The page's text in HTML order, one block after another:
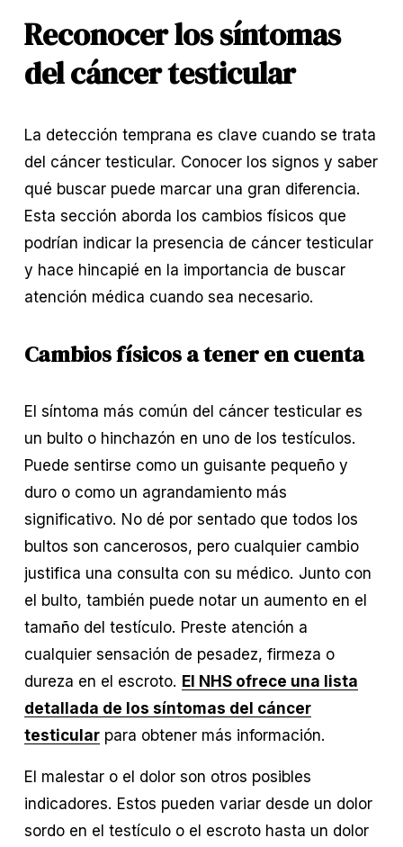
Reconocer los síntomas
del cáncer testicular
La detección temprana es clave cuando se trata
del cáncer testicular. Conocer los signos y saber
qué buscar puede marcar una gran diferencia.
Esta sección aborda los cambios físicos que
podrían indicar la presencia de cáncer testicular
y hace hincapié en la importancia de buscar
atención médica cuando sea necesario.
Cambios físicos a tener en cuenta
El síntoma más común del cáncer testicular es
un bulto o hinchazón en uno de los testículos.
Puede sentirse como un guisante pequeño y
duro o como un agrandamiento más
significativo. No dé por sentado que todos los
bultos son cancerosos, pero cualquier cambio
justifica una consulta con su médico. Junto con
el bulto, también puede notar un aumento en el
tamaño del testículo. Preste atención a
cualquier sensación de pesadez, firmeza o
dureza en el escroto. El NHS ofrece una lista
detallada de los síntomas del cáncer
testicular para obtener más información.
El malestar o el dolor son otros posibles
indicadores. Estos pueden variar desde un dolor
sordo en el testículo o el escroto hasta un dolor